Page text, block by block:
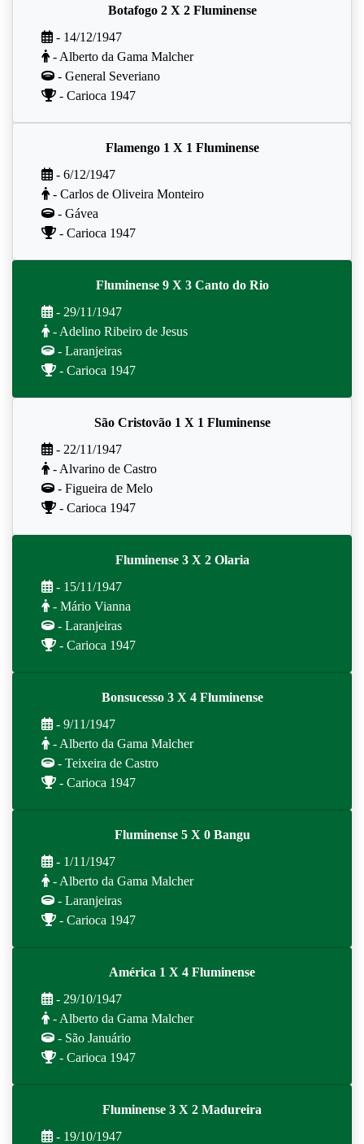
Botafogo 2 X 2 Fluminense
- 14/12/1947
- Alberto da Gama Malcher
- General Severiano
- Carioca 1947
Flamengo 1 X 1 Fluminense
- 6/12/1947
- Carlos de Oliveira Monteiro
- Gávea
- Carioca 1947
Fluminense 9 X 3 Canto do Rio
- 29/11/1947
- Adelino Ribeiro de Jesus
- Laranjeiras
- Carioca 1947
São Cristovão 1 X 1 Fluminense
- 22/11/1947
- Alvarino de Castro
- Figueira de Melo
- Carioca 1947
Fluminense 3 X 2 Olaria
- 15/11/1947
- Mário Vianna
- Laranjeiras
- Carioca 1947
Bonsucesso 3 X 4 Fluminense
- 9/11/1947
- Alberto da Gama Malcher
- Teixeira de Castro
- Carioca 1947
Fluminense 5 X 0 Bangu
- 1/11/1947
- Alberto da Gama Malcher
- Laranjeiras
- Carioca 1947
América 1 X 4 Fluminense
- 29/10/1947
- Alberto da Gama Malcher
- São Januário
- Carioca 1947
Fluminense 3 X 2 Madureira
- 19/10/1947